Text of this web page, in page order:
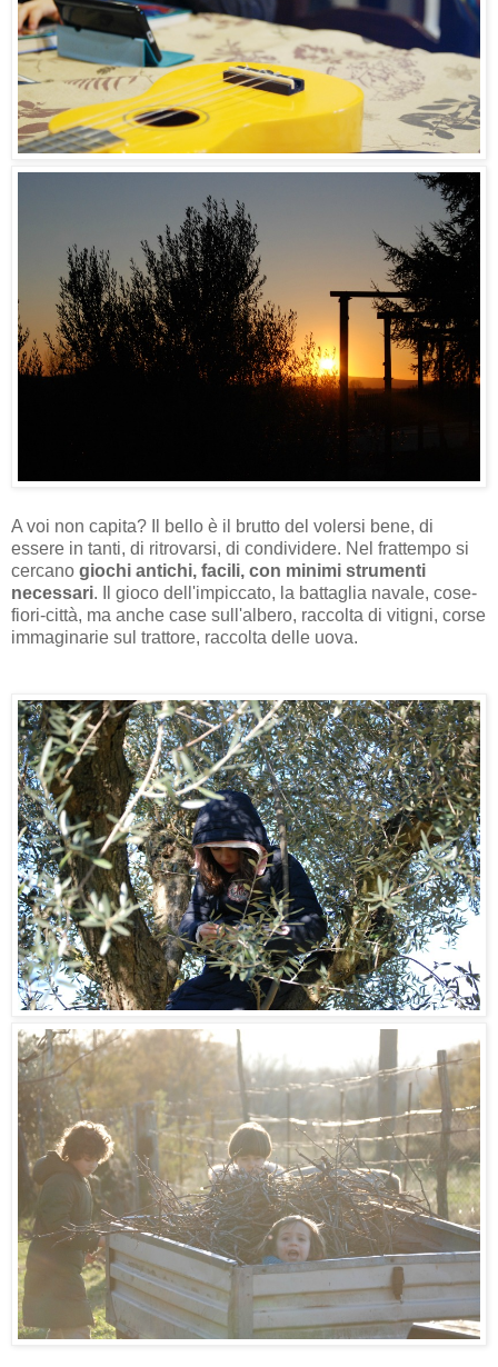
A voi non capita? Il bello è il brutto del volersi bene, di
essere in tanti, di ritrovarsi, di condividere. Nel frattempo si
cercano giochi antichi, facili, con minimi strumenti
necessari. Il gioco dell'impiccato, la battaglia navale, cose-
fiori-città, ma anche case sull'albero, raccolta di vitigni, corse
immaginarie sul trattore, raccolta delle uova.